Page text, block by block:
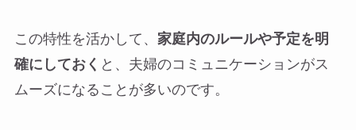
この特性を活かして、 家庭内のルールや予定を明
確にしておく と、夫婦のコミュニケーションがス
ムーズになることが多いのです。